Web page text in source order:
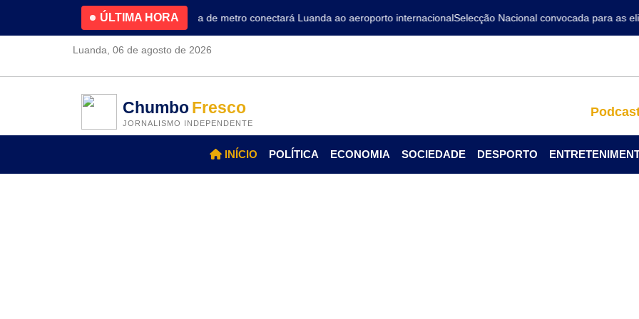
ÚLTIMA HORA
4.2% no primeiro trimestre Nova linha de metro conectará Luanda ao aeroporto internacionalSelecção Nacional convocada para as
Luanda, 06 de agosto de 2026
ChumboFresco
JORNALISMO INDEPENDENTE
INÍCIO POLÍTICA ECONOMIA SOCIEDADE DESPORTO